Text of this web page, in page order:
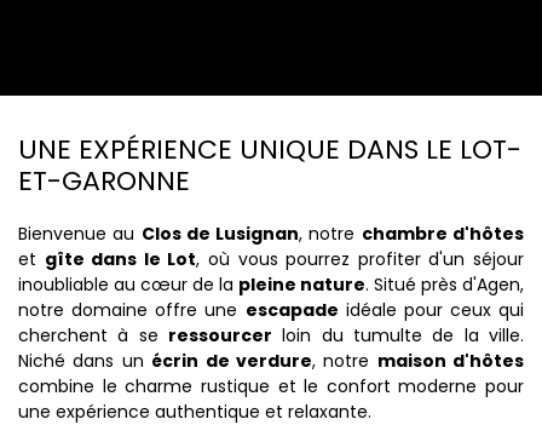
UNE EXPÉRIENCE UNIQUE DANS LE LOT-
ET-GARONNE
Bienvenue au Clos de Lusignan, notre chambre d'hôtes
et gîte dans le Lot, où vous pourrez profiter d'un séjour
inoubliable au cœur de la pleine nature. Situé près d'Agen,
notre domaine offre une escapade idéale pour ceux qui
cherchent à se ressourcer loin du tumulte de la ville.
Niché dans un écrin de verdure, notre maison d'hôtes
combine le charme rustique et le confort moderne pour
une expérience authentique et relaxante.